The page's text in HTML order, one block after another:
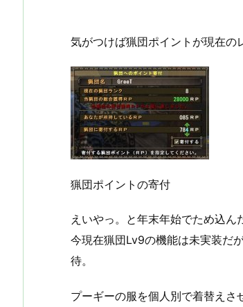
気がつけば猟団ポイントが現在の
猟団ポイントの寄付
えいやっ。と年末年始でため込ん
今現在猟団Lv9の機能は未実装だ
待。
プーギーの服を個人別で着替えさ